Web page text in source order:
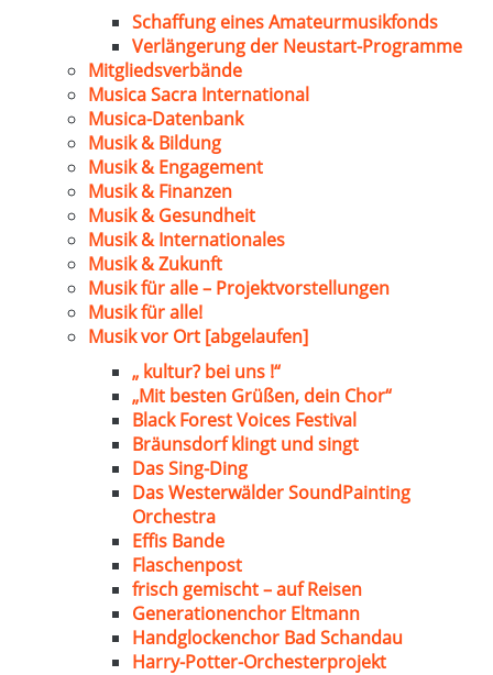
Schaffung eines Amateurmusikfonds
Verlängerung der Neustart-Programme
Mitgliedsverbände
Musica Sacra International
Musica-Datenbank
Musik & Bildung
Musik & Engagement
Musik & Finanzen
Musik & Gesundheit
Musik & Internationales
Musik & Zukunft
Musik für alle – Projektvorstellungen
Musik für alle!
Musik vor Ort [abgelaufen]
„ kultur? bei uns !“
„Mit besten Grüßen, dein Chor“
Black Forest Voices Festival
Bräunsdorf klingt und singt
Das Sing-Ding
Das Westerwälder SoundPainting
Orchestra
Effis Bande
Flaschenpost
frisch gemischt – auf Reisen
Generationenchor Eltmann
Handglockenchor Bad Schandau
Harry-Potter-Orchesterprojekt